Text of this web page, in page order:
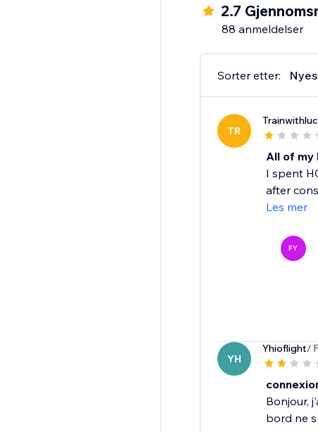
2.7
88 anmeldelser
Sorter etter:
TR
All of my
I spent
after
Les mer
FY
YH
Yhioflight/
Bonjour,
bord ne